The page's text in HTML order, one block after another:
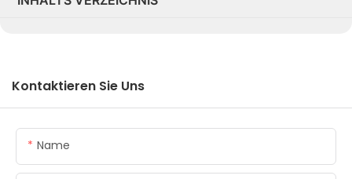
Kontaktieren Sie Uns
Name